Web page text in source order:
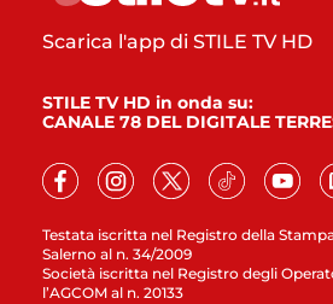
Testata iscritta nel Registro della
Salerno al n. 34/2009
Società iscritta nel Registro degli
l’AGCOM al n. 20133
Scarica l'app di STILE TV HD
STILE TV HD in onda su:
CANALE 78 DEL DIGITALE